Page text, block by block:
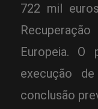
722 mil
Europeia.
execução
conclusão